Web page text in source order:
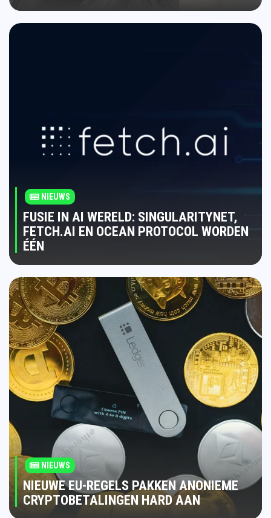
NIEUWS
FUSIE IN AI WERELD: SINGULARITYNET,
FETCH.AI EN OCEAN PROTOCOL WORDEN
ÉÉN
NIEUWS
NIEUWE EU-REGELS PAKKEN ANONIEME
CRYPTOBETALINGEN HARD AAN